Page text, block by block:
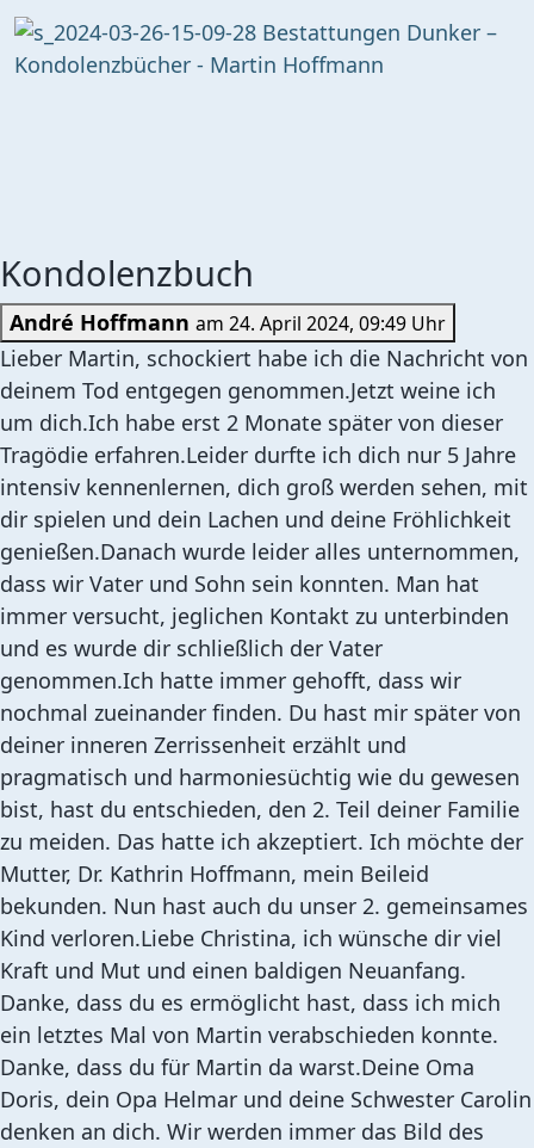
Kondolenzbuch
André Hoffmann am 24. April 2024, 09:49 Uhr
Lieber Martin, schockiert habe ich die Nachricht von
deinem Tod entgegen genommen.Jetzt weine ich
um dich.Ich habe erst 2 Monate später von dieser
Tragödie erfahren.Leider durfte ich dich nur 5 Jahre
intensiv kennenlernen, dich groß werden sehen, mit
dir spielen und dein Lachen und deine Fröhlichkeit
genießen.Danach wurde leider alles unternommen,
dass wir Vater und Sohn sein konnten. Man hat
immer versucht, jeglichen Kontakt zu unterbinden
und es wurde dir schließlich der Vater
genommen.Ich hatte immer gehofft, dass wir
nochmal zueinander finden. Du hast mir später von
deiner inneren Zerrissenheit erzählt und
pragmatisch und harmoniesüchtig wie du gewesen
bist, hast du entschieden, den 2. Teil deiner Familie
zu meiden. Das hatte ich akzeptiert. Ich möchte der
Mutter, Dr. Kathrin Hoffmann, mein Beileid
bekunden. Nun hast auch du unser 2. gemeinsames
Kind verloren.Liebe Christina, ich wünsche dir viel
Kraft und Mut und einen baldigen Neuanfang.
Danke, dass du es ermöglicht hast, dass ich mich
ein letztes Mal von Martin verabschieden konnte.
Danke, dass du für Martin da warst.Deine Oma
Doris, dein Opa Helmar und deine Schwester Carolin
denken an dich. Wir werden immer das Bild des